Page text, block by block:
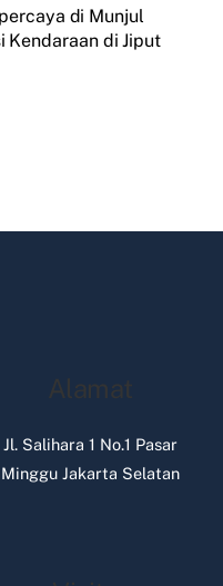
di Munjul
Kendaraan di Jiput
Alamat
Jl. Salihara 1 No.1 Pasar
Minggu Jakarta Selatan